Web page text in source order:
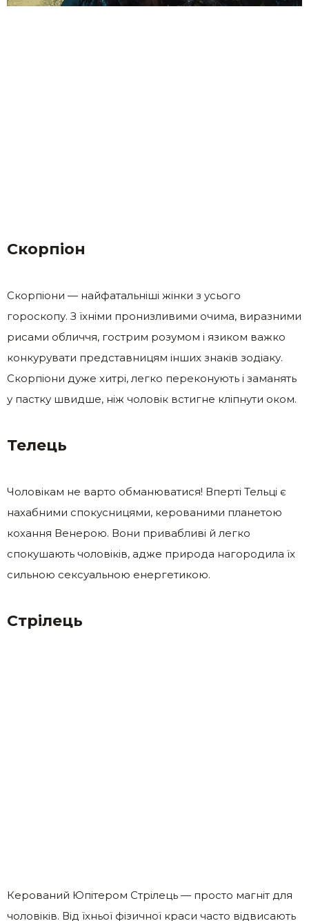
Скорпіон
Скорпіони — найфатальніші жінки з усього
гороскопу. З їхніми пронизливими очима, виразними
рисами обличчя, гострим розумом і язиком важко
конкурувати представницям інших знаків зодіаку.
Скорпіони дуже хитрі, легко переконують і заманять
у пастку швидше, ніж чоловік встигне кліпнути оком.
Телець
Чоловікам не варто обманюватися! Вперті Тельці є
нахабними спокусницями, керованими планетою
кохання Венерою. Вони привабливі й легко
спокушають чоловіків, адже природа нагородила їх
сильною сексуальною енергетикою.
Стрілець
Керований Юпітером Стрілець — просто магніт для
чоловіків. Від їхньої фізичної краси часто відвисають